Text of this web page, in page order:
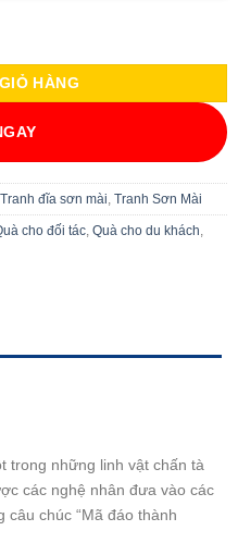
HÀNG
Tranh đĩa sơn mài Tranh Sơn Mài
cho đối tác Quà cho du khách
trong những linh vật chấn tà
các nghệ nhân đưa vào các
câu chúc “Mã đáo thành